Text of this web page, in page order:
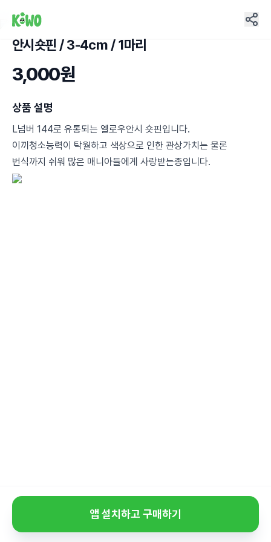
안시숏핀 / 3-4cm / 1마리
3,000원
상품 설명
L넘버 144로 유통되는 옐로우안시 숏핀입니다.
이끼청소능력이 탁월하고 색상으로 인한 관상가치는 물론
번식까지 쉬워 많은 매니아들에게 사랑받는종입니다.
앱 설치하고 구매하기